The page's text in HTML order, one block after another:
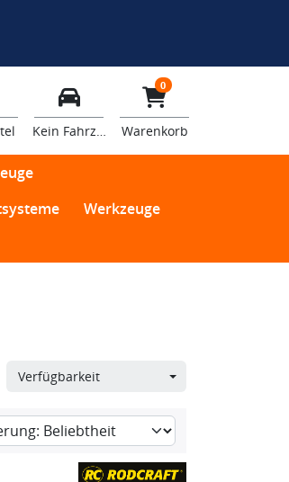
Kein Fahrzeug
0
Warenkorb
Werkzeuge
Verfügbarkeit